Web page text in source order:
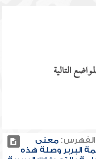
التالية
الفهرس:معنى
البربر وصلة هذه